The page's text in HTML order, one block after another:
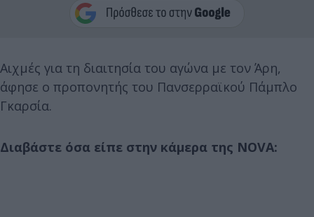
Αιχμές για τη διαιτησία του αγώνα με τον Άρη,
άφησε ο προπονητής του Πανσερραϊκού Πάμπλο
Γκαρσία.
Διαβάστε όσα είπε στην κάμερα της NOVA: